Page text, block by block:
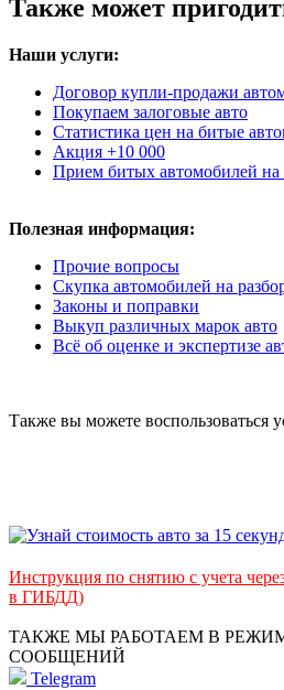
Также может
Наши услуги:
Договор купли-продажи
Покупаем залоговые авто
Статистика цен на битые
Акция +10 000
Прием битых автомобилей на
Полезная информация:
Прочие вопросы
Скупка автомобилей на
Законы и поправки
Выкуп различных марок авто
Всё об оценке и экспертизе
Также вы можете воспользоваться
Инструкция по снятию с учета
в ГИБДД)
ТАКЖЕ МЫ РАБОТАЕМ В
СООБЩЕНИЙ
Telegram